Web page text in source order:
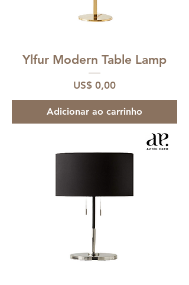
Ylfur Modern Table Lamp
Preço
US$ 0,00
Adicionar ao carrinho